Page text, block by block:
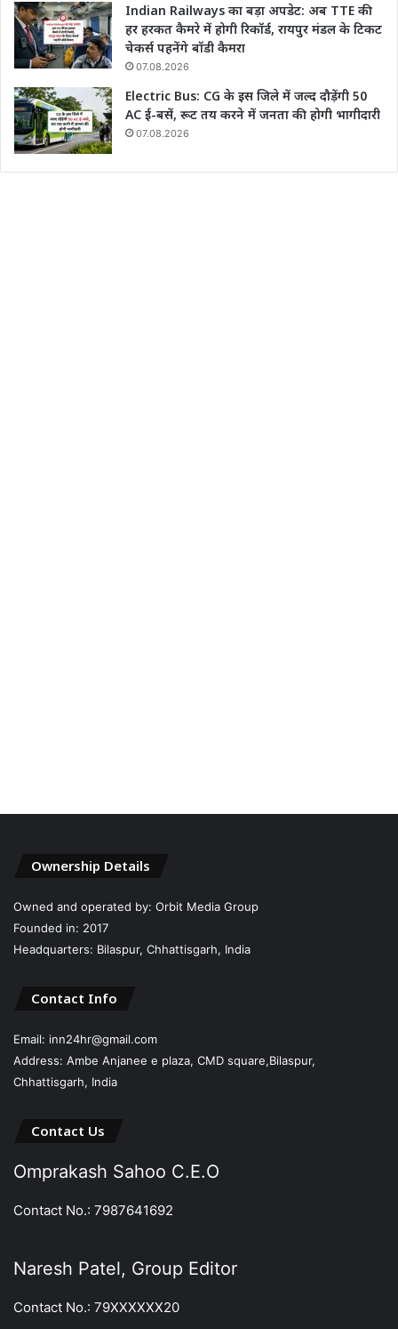
Indian Railways का बड़ा अपडेट: अब TTE की
हर हरकत कैमरे में होगी रिकॉर्ड, रायपुर मंडल के टिकट
चेकर्स पहनेंगे बॉडी कैमरा
07.08.2026
Electric Bus: CG के इस जिले में जल्द दौड़ेंगी 50
AC ई-बसें, रूट तय करने में जनता की होगी भागीदारी
07.08.2026
Ownership Details
Owned and operated by: Orbit Media Group
Founded in: 2017
Headquarters: Bilaspur, Chhattisgarh, India
Contact Info
Email: inn24hr@gmail.com
Address: Ambe Anjanee e plaza, CMD square,Bilaspur,
Chhattisgarh, India
Contact Us
Omprakash Sahoo C.E.O
Contact No.: 7987641692
Naresh Patel, Group Editor
Contact No.: 79XXXXXX20